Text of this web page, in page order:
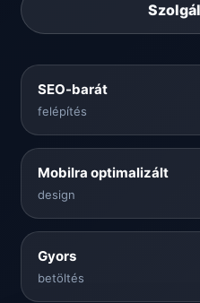
SEO-barát
felépítés
Mobilra optimalizált
design
Gyors
betöltés